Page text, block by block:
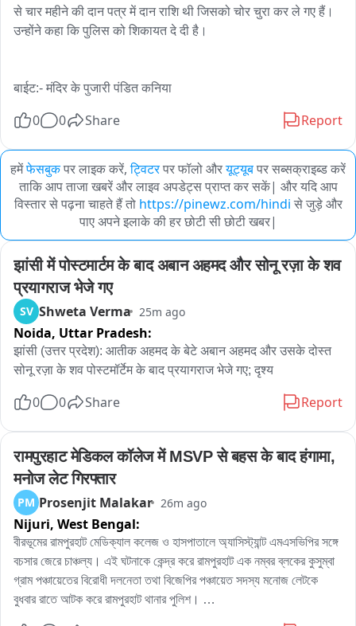
से चार महीने की दान पत्र में दान राशि थी जिसको चोर चुरा कर ले गए हैं।
उन्होंने कहा कि पुलिस को शिकायत दे दी है।
बाईट:- मंदिर के पुजारी पंडित कनिया
0 0 Share Report
हमेंफेसबुकपर लाइक करें, ट्विटरपर फॉलो औरयूट्यूबपर सब्सक्राइब्ड करें
ताकि आप ताजा खबरें और लाइव अपडेट्स प्राप्त कर सकें| और यदि आप
विस्तार से पढ़ना चाहते हैं तो https://pinewz.com/hindi से जुड़े और
पाए अपने इलाके की हर छोटी सी छोटी खबर|
झांसी में पोस्टमार्टम के बाद अबान अहमद और सोनू रज़ा के शव
प्रयागराज भेजे गए
SV Shweta Verma 25m ago
Noida, Uttar Pradesh:
झांसी (उत्तर प्रदेश): आतीक अहमद के बेटे अबान अहमद और उसके दोस्त
सोनू रज़ा के शव पोस्टमॉर्टेम के बाद प्रयागराज भेजे गए; दृश्य
0 0 Share Report
रामपुरहाट मेडिकल कॉलेज में MSVP से बहस के बाद हंगामा,
मनोज लेट गिरफ्तार
PM Prosenjit Malakar 26m ago
Nijuri, West Bengal:
বীরভূমের রামপুরহাট মেডিক্যাল কলেজ ও হাসপাতালে অ্যাসিস্ট্যান্ট এমএসভিপির সঙ্গে
বচসার জেরে চাঞ্চল্য। এই ঘটনাকে কেন্দ্র করে রামপুরহাট এক নম্বর ব্লকের কুসুম্বা
গ্রাম পঞ্চায়েতের বিরোধী দলনেতা তথা বিজেপির পঞ্চায়েত সদস্য মনোজ লেটকে
বুধবার রাতে আটক করে রামপুরহাট থানার পুলিশ।